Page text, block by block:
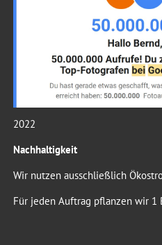
2022
Nachhaltigkeit
Wir nutzen ausschließlich
Für jeden Auftrag pflanzen wir 1